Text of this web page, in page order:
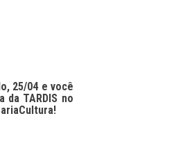
25/04e você
TARDIS no
!